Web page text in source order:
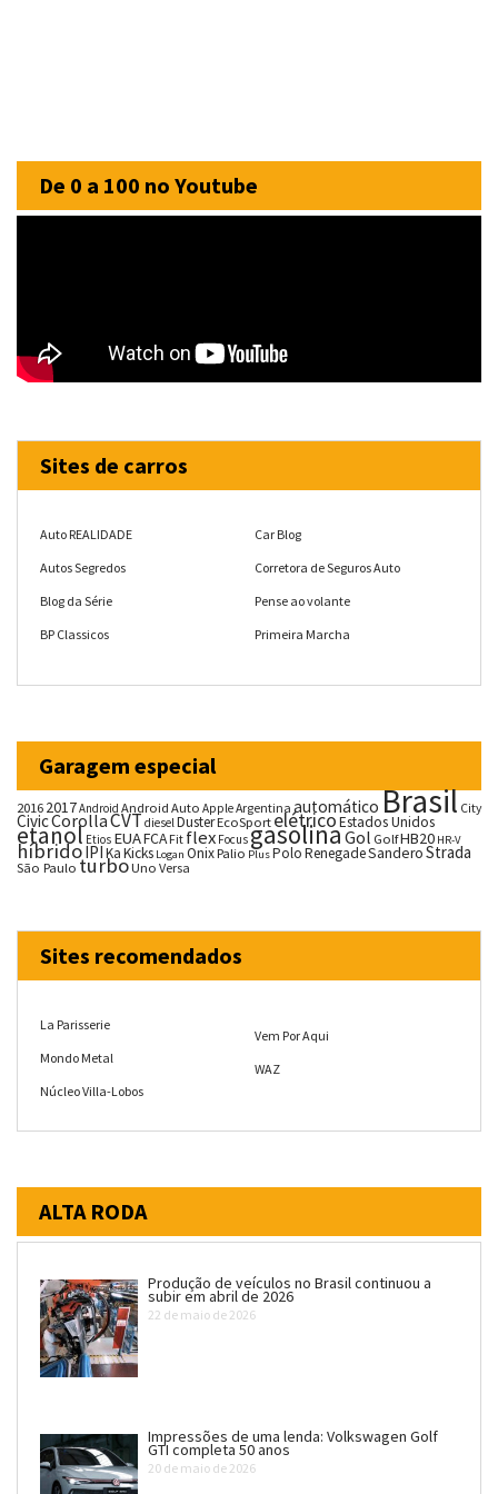
De 0 a 100 no Youtube
Sites de carros
Auto REALIDADE
Autos Segredos
Blog da Série
BP Classicos
Car Blog
Corretora de Seguros Auto
Pense ao volante
Primeira Marcha
Garagem especial
20162017Android Android Auto AppleArgentina automáticoBrasil City
CivicCorollaCVTdiesel DusterEcoSportelétricoEstados Unidos
etanol Etios EUAFCA Fit flex FocusgasolinaGol GolfHB20 HR-V
híbridoIPIKaKicks Logan OnixPalio PlusPoloRenegadeSanderoStrada
São Paulo turboUno Versa
Sites recomendados
La Parisserie
Mondo Metal
Núcleo Villa-Lobos
Vem Por Aqui
WAZ
ALTA RODA
Produção de veículos no Brasil continuou a
subir em abril de 2026
22 de maio de 2026
Impressões de uma lenda: Volkswagen Golf
GTI completa 50 anos
20 de maio de 2026